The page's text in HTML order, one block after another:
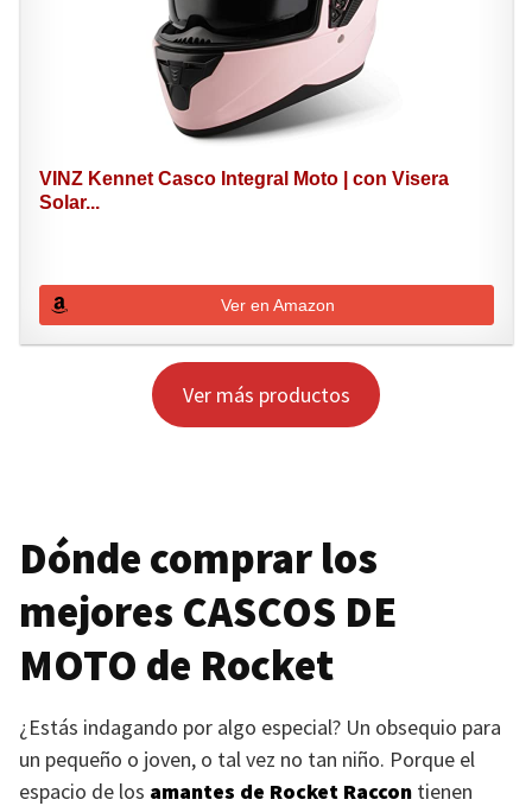
VINZ Kennet Casco Integral Moto | con Visera
Solar...
Ver en Amazon
Ver más productos
Dónde comprar los
mejores CASCOS DE
MOTO de Rocket
¿Estás indagando por algo especial? Un obsequio para
un pequeño o joven, o tal vez no tan niño. Porque el
espacio de los amantes de Rocket Raccon tienen